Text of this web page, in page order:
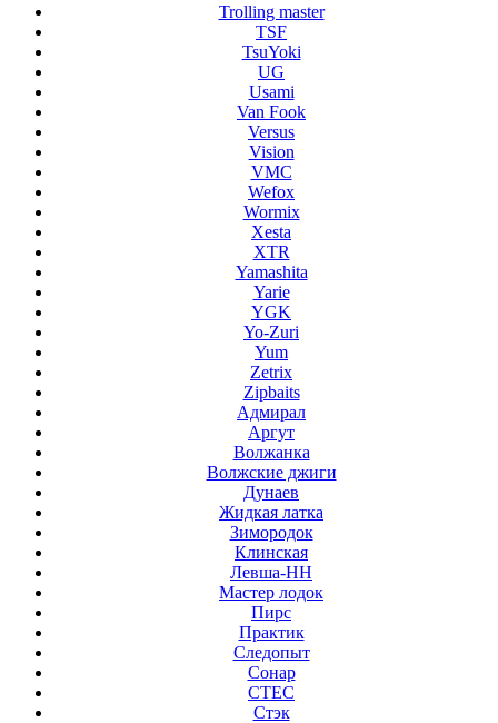
Trolling master
TSF
TsuYoki
UG
Usami
Van Fook
Versus
Vision
VMC
Wefox
Wormix
Xesta
XTR
Yamashita
Yarie
YGK
Yo-Zuri
Yum
Zetrix
Zipbaits
Адмирал
Аргут
Волжанка
Волжские джиги
Дунаев
Жидкая латка
Зимородок
Клинская
Левша-НН
Мастер лодок
Пирс
Практик
Следопыт
Сонар
СТЕС
Стэк